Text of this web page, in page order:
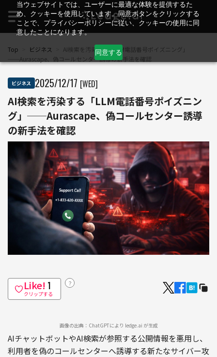
当ウェブサイトでは、ユーザーに最適な体験を提供するた
め、クッキーを使用しています。同意ボタンをクリックする
ことで、プライバシーポリシーに従い、クッキーの使用に同
意したことになります。
同意する
Top ビジネス
AI検索を汚染する「LLM電話番号ポイズニング」
──Aurascape、偽コールセンター誘導の新手法を確認
ビジネス 2025/12/17 [WED]
AI検索を汚染する「LLM電話番号ポイズニン
グ」──Aurascape、偽コールセンター誘導
の新手法を確認
Like! 1
クリップする
？
画像の出典：ChatGPTにより ledge.ai が生成
AIチャットボットやAI検索が参照する公開情報を悪用し、
利用者を偽のコールセンターへ誘導する新たなサイバー攻